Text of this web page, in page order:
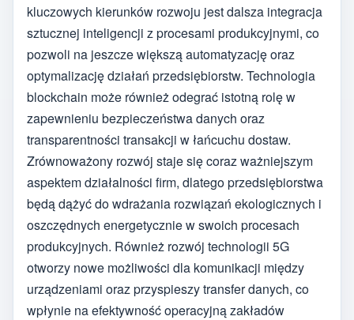
kluczowych kierunków rozwoju jest dalsza integracja
sztucznej inteligencji z procesami produkcyjnymi, co
pozwoli na jeszcze większą automatyzację oraz
optymalizację działań przedsiębiorstw. Technologia
blockchain może również odegrać istotną rolę w
zapewnieniu bezpieczeństwa danych oraz
transparentności transakcji w łańcuchu dostaw.
Zrównoważony rozwój staje się coraz ważniejszym
aspektem działalności firm, dlatego przedsiębiorstwa
będą dążyć do wdrażania rozwiązań ekologicznych i
oszczędnych energetycznie w swoich procesach
produkcyjnych. Również rozwój technologii 5G
otworzy nowe możliwości dla komunikacji między
urządzeniami oraz przyspieszy transfer danych, co
wpłynie na efektywność operacyjną zakładów